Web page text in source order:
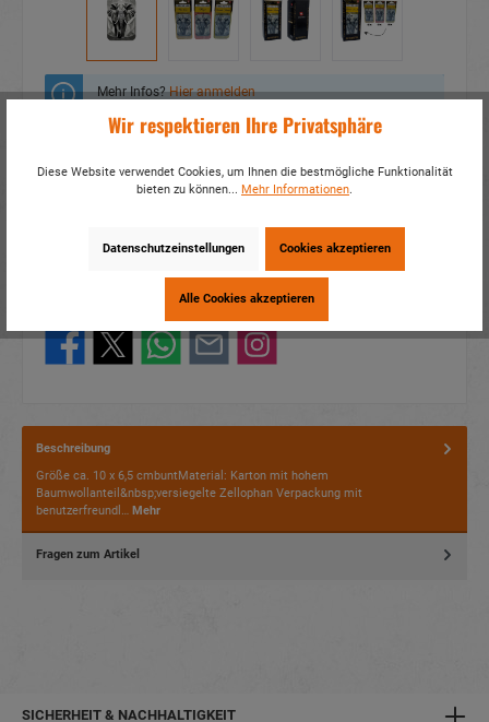
Mehr Infos?Hier anmelden
Fragen zum Produkt
4014466700431
Beschreibung
Größe ca. 10 x 6,5 cmbuntMaterial: Karton mit hohem
Baumwollanteil&nbsp;versiegelte Zellophan Verpackung mit
benutzerfreundl… Mehr
Fragen zum Artikel
SICHERHEIT & NACHHALTIGKEIT
Wir respektieren Ihre Privatsphäre
Diese Website verwendet Cookies, um Ihnen die bestmögliche Funktionalität
bieten zu können... Mehr Informationen.
Datenschutzeinstellungen Cookies akzeptieren
Alle Cookies akzeptieren